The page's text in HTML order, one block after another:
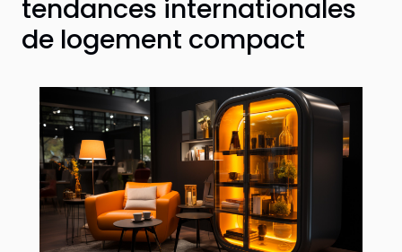
tendances internationales
de logement compact